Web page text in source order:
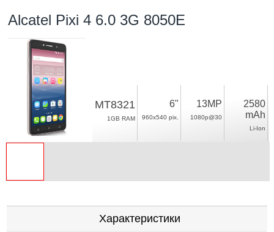
Alcatel Pixi 4 6.0 3G 8050E
MT8321
1GB RAM
6"
960x540 pix.
13MP
1080p@30
2580
mAh
Li-Ion
Характеристики